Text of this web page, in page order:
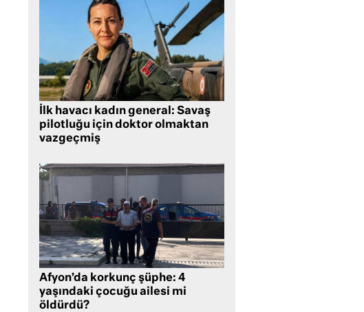
İlk havacı kadın general: Savaş
pilotluğu için doktor olmaktan
vazgeçmiş
Afyon’da korkunç şüphe: 4
yaşındaki çocuğu ailesi mi
öldürdü?